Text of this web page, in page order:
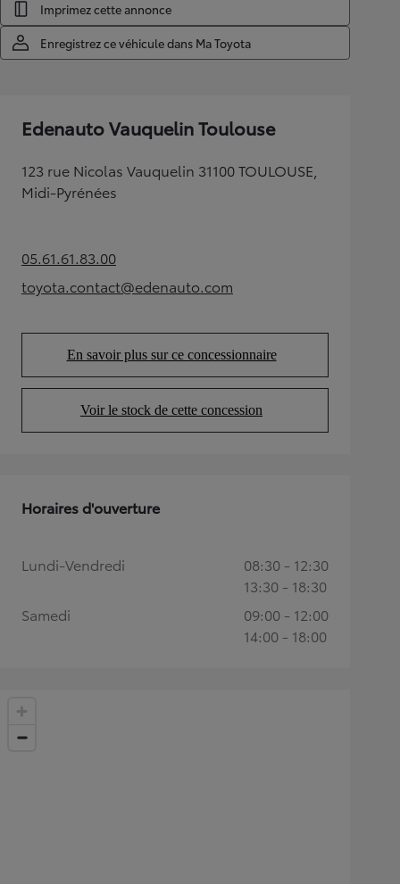
Imprimez cette annonce
Enregistrez ce véhicule dans Ma Toyota
Edenauto Vauquelin Toulouse
123 rue Nicolas Vauquelin 31100 TOULOUSE,
Midi-Pyrénées
05.61.61.83.00(Opens in new tab)
toyota.contact@edenauto.com
(Opens in new tab)
En savoir plus sur ce concessionnaire
(Opens in new tab)
Voir le stock de cette concession
(Opens in new tab)
Horaires d'ouverture
Lundi-Vendredi
08:30 - 12:30
13:30 - 18:30
Samedi
09:00 - 12:00
14:00 - 18:00